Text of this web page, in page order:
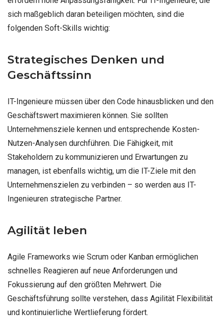
sich maßgeblich daran beteiligen möchten, sind die
folgenden Soft-Skills wichtig:
Strategisches Denken und
Geschäftssinn
IT-Ingenieure müssen über den Code hinausblicken und den
Geschäftswert maximieren können. Sie sollten
Unternehmensziele kennen und entsprechende Kosten-
Nutzen-Analysen durchführen. Die Fähigkeit, mit
Stakeholdern zu kommunizieren und Erwartungen zu
managen, ist ebenfalls wichtig, um die IT-Ziele mit den
Unternehmenszielen zu verbinden – so werden aus IT-
Ingenieuren strategische Partner.
Agilität leben
Agile Frameworks wie Scrum oder Kanban ermöglichen
schnelles Reagieren auf neue Anforderungen und
Fokussierung auf den größten Mehrwert. Die
Geschäftsführung sollte verstehen, dass Agilität Flexibilität
und kontinuierliche Wertlieferung fördert.